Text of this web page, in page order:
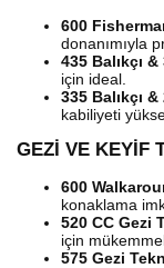
600
donanımıyla
435 Balıkçı &
için ideal.
335 Balıkçı
kabiliyeti
GEZİ VE KEYİF
600
konaklama
520 CC Gezi
için
575 Gezi